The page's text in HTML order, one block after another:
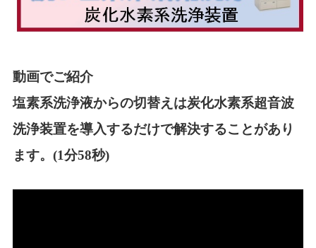
動画でご紹介
塩素系洗浄液からの切替えは炭化水素系超音波
洗浄装置を導入するだけで解決することがあり
ます。(1分58秒)